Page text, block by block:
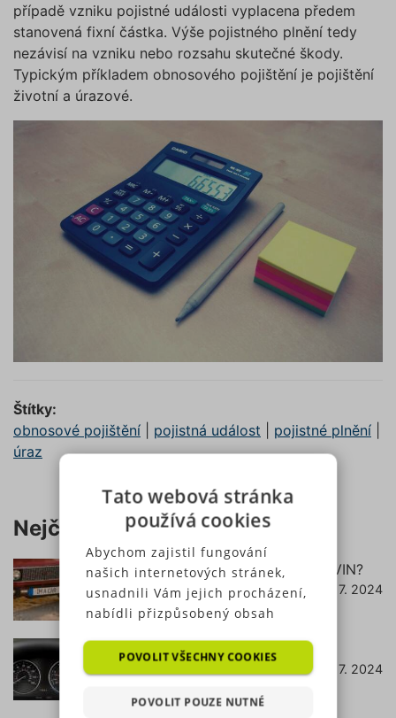
případě vzniku pojistné události vyplacena předem
stanovená fixní částka. Výše pojistného plnění tedy
nezávisí na vzniku nebo rozsahu skutečné škody.
Typickým příkladem obnosového pojištění je pojištění
životní a úrazové.
Štítky:
obnosové pojištění
pojistná událost pojistné plnění
úraz
Nejčtenější články
Jak zjistit pojištění podle RZ (SPZ) a VIN?
číst dále 18. 7. 2024
Co znamená svítící kontrolka EPC?
číst dále 22. 7. 2024
Tato webová stránka
používá cookies
Abychom zajistil fungování
našich internetových stránek,
usnadnili Vám jejich procházení,
nabídli přizpůsobený obsah
analyzovat návštěvnost,
využíváme soubory cookies,
které sdílíme se svými partnery
POVOLIT VŠECHNY COOKIES
POVOLIT POUZE NUTNÉ